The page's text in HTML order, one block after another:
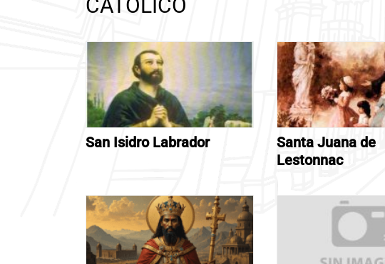
CATÓLICO
San Isidro Labrador
Santa Juana de
Lestonnac